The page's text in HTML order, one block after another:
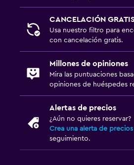
CANCELACIÓN
Usa nuestro filtro para
con cancelación gratis.
Millones de opiniones
Mira las puntuaciones
opiniones de huéspedes
Alertas de precios
¿Aún no quieres reservar?
Crea una alerta de precios
seguimiento.